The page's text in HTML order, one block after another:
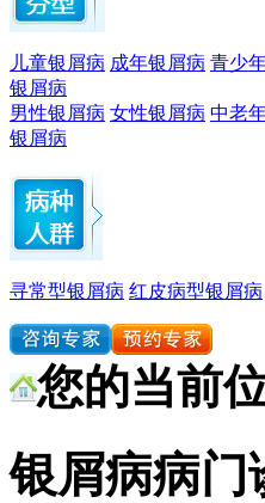
儿童银屑病 成年银屑病 青少
银屑病
男性银屑病 女性银屑病 中老
银屑病
寻常型银屑病 红皮病型银屑病
您的当前
银屑病病门